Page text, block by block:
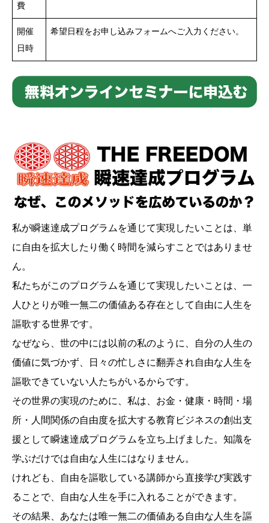
費
開催
日時
希望日程をお申し込みフォームへご入力ください。
私が瞬速達成プログラムを通じて実現したいことは、単
に自由を拡大したり働く時間を減らすことではありませ
ん。
私たちがこのプログラムを通じて実現したいことは、一
人ひとりが唯一無二の価値ある存在として自由に人生を
謳歌する世界です。
なぜなら、世の中には以前の私のように、自分の人生の
価値に気づかず、日々の忙しさに翻弄され自由な人生を
謳歌できていない人たちがいるからです。
その世界の実現のために、私は、お金・健康・時間・場
所・人間関係の自由度を拡大する教育ビジネスの創出支
援として瞬速達成プログラムを立ち上げました。知識を
学ぶだけでは自由な人生にはなりません。
けれども、自由を謳歌している講師から直接学び実践す
ることで、自由な人生を手に入れることができます。
その結果、あなたは唯一無二の価値ある自由な人生を謳